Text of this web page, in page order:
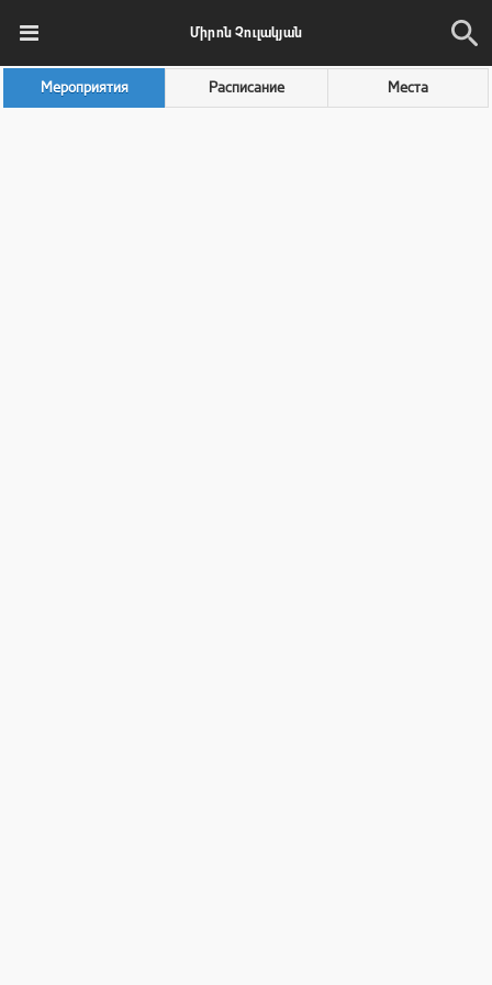
Միրոն Չուլակյան
Мероприятия Расписание Места